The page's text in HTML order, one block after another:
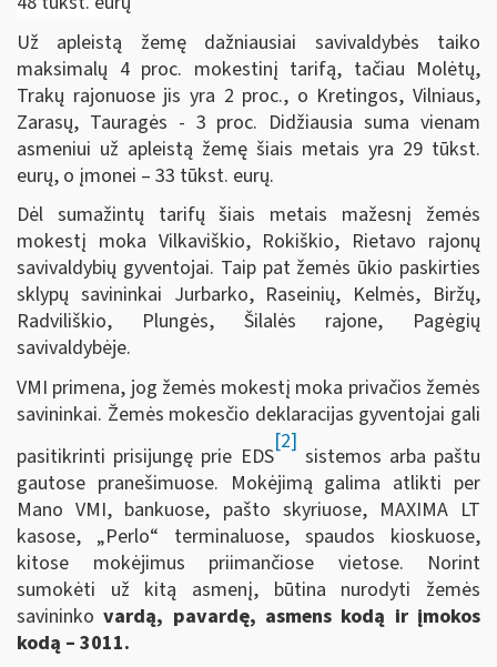
Už apleistą žemę dažniausiai savivaldybės taiko
maksimalų 4 proc. mokestinį tarifą, tačiau Molėtų,
Trakų rajonuose jis yra 2 proc., o Kretingos, Vilniaus,
Zarasų, Tauragės - 3 proc. Didžiausia suma vienam
asmeniui už apleistą žemę šiais metais yra 29 tūkst.
eurų, o įmonei – 33 tūkst. eurų.
Dėl sumažintų tarifų šiais metais mažesnį žemės
mokestį moka Vilkaviškio, Rokiškio, Rietavo rajonų
savivaldybių gyventojai. Taip pat žemės ūkio paskirties
sklypų savininkai Jurbarko, Raseinių, Kelmės, Biržų,
Radviliškio, Plungės, Šilalės rajone, Pagėgių
savivaldybėje.
VMI primena, jog žemės mokestį moka privačios žemės
savininkai. Žemės mokesčio deklaracijas gyventojai gali
pasitikrinti prisijungę prie EDS
[2]
sistemos arba paštu
gautose pranešimuose. Mokėjimą galima atlikti per
Mano VMI, bankuose, pašto skyriuose, MAXIMA LT
kasose, „Perlo“ terminaluose, spaudos kioskuose,
kitose mokėjimus priimančiose vietose. Norint
sumokėti už kitą asmenį, būtina nurodyti žemės
savininkovardą, pavardę, asmens kodą ir įmokos
kodą – 3011.